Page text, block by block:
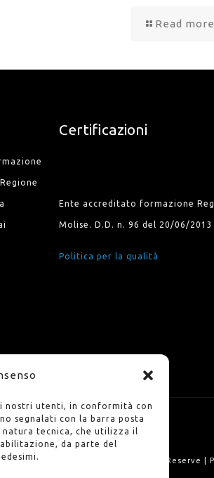
nostri utenti, in conformità con
segnalati con la barra posta
natura tecnica, che utilizza il
da parte del
Read more
Certificazioni
Ente accreditato formazione
Molise. D.D. n. 96 del 20/06/2013
Politica per la qualità
© 2023 Ares Cb. All Rights Reserve |